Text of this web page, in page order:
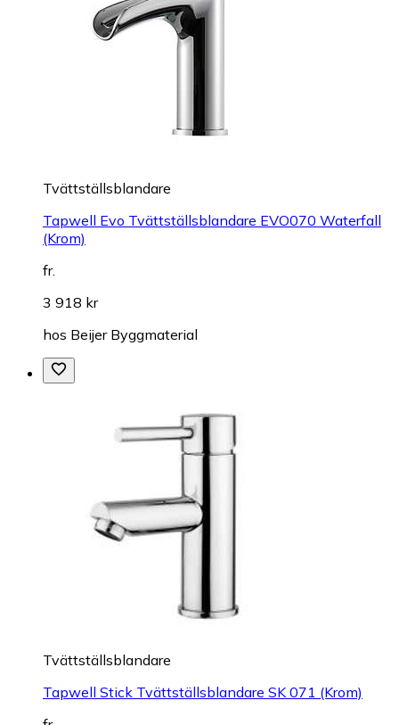
Tvättställsblandare
Tapwell Evo Tvättställsblandare EVO070 Waterfall
(Krom)
fr.
3 918 kr
hos Beijer Byggmaterial
Tvättställsblandare
Tapwell Stick Tvättställsblandare SK 071 (Krom)